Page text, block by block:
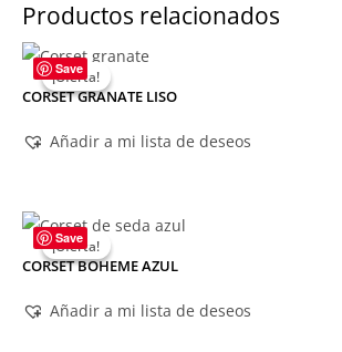
Productos relacionados
Save
¡Oferta!
¡Oferta!
CORSET GRANATE LISO
Añadir a mi lista de deseos
Save
¡Oferta!
¡Oferta!
CORSET BOHEME AZUL
Añadir a mi lista de deseos